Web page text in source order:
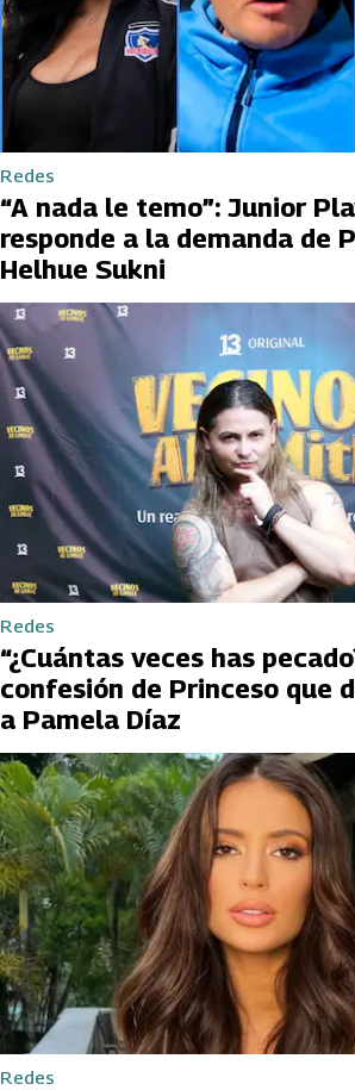
Redes
“A nada le temo”: Junior
responde a la demanda de
Helhue Sukni
Redes
“¿Cuántas veces has
confesión de Princeso que
a Pamela Díaz
Redes